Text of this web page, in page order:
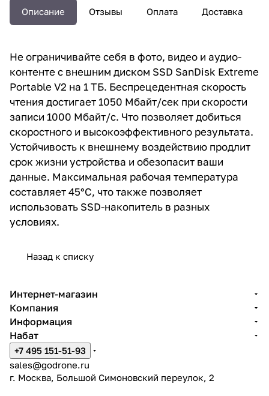
Описание Отзывы Оплата Доставка
Не ограничивайте себя в фото, видео и аудио-
контенте с внешним диском SSD SanDisk Extreme
Portable V2 на 1 ТБ. Беспрецедентная скорость
чтения достигает 1050 Мбайт/сек при скорости
записи 1000 Мбайт/с. Что позволяет добиться
скоростного и высокоэффективного результата.
Устойчивость к внешнему воздействию продлит
срок жизни устройства и обезопасит ваши
данные. Максимальная рабочая температура
составляет 45°C, что также позволяет
использовать SSD-накопитель в разных
условиях.
Назад к списку
Интернет-магазин
Компания
Информация
Набат
+7 495 151-51-93
sales@godrone.ru
г. Москва, Большой Симоновский переулок, 2